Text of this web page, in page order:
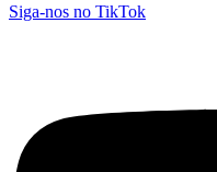
Siga-nos no TikTok